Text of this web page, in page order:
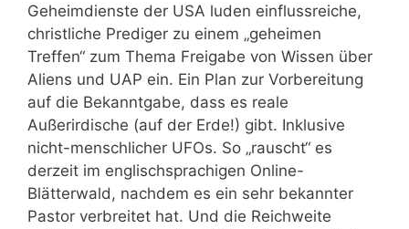
Geheimdienste der USA luden einflussreiche,
christliche Prediger zu einem „geheimen
Treffen“ zum Thema Freigabe von Wissen über
Aliens und UAP ein. Ein Plan zur Vorbereitung
auf die Bekanntgabe, dass es reale
Außerirdische (auf der Erde!) gibt. Inklusive
nicht-menschlicher UFOs. So „rauscht“ es
derzeit im englischsprachigen Online-
Blätterwald, nachdem es ein sehr bekannter
Pastor verbreitet hat. Und die Reichweite